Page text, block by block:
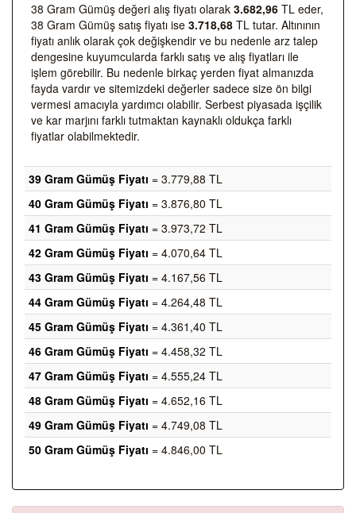
38 Gram Gümüş değeri alış fiyatı olarak 3.682,96 TL eder,
38 Gram Gümüş satış fiyatı ise 3.718,68 TL tutar. Altınının
fiyatı anlık olarak çok değişkendir ve bu nedenle arz talep
dengesine kuyumcularda farklı satış ve alış fiyatları ile
işlem görebilir. Bu nedenle birkaç yerden fiyat almanızda
fayda vardır ve sitemizdeki değerler sadece size ön bilgi
vermesi amacıyla yardımcı olabilir. Serbest piyasada işçilik
ve kar marjını farklı tutmaktan kaynaklı oldukça farklı
fiyatlar olabilmektedir.
39 Gram Gümüş Fiyatı = 3.779,88 TL
40 Gram Gümüş Fiyatı = 3.876,80 TL
41 Gram Gümüş Fiyatı = 3.973,72 TL
42 Gram Gümüş Fiyatı = 4.070,64 TL
43 Gram Gümüş Fiyatı = 4.167,56 TL
44 Gram Gümüş Fiyatı = 4.264,48 TL
45 Gram Gümüş Fiyatı = 4.361,40 TL
46 Gram Gümüş Fiyatı = 4.458,32 TL
47 Gram Gümüş Fiyatı = 4.555,24 TL
48 Gram Gümüş Fiyatı = 4.652,16 TL
49 Gram Gümüş Fiyatı = 4.749,08 TL
50 Gram Gümüş Fiyatı = 4.846,00 TL